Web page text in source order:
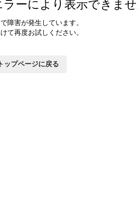
ーにより表示できま
障害が発生しています。
て再度お試しください。
トップページに戻る